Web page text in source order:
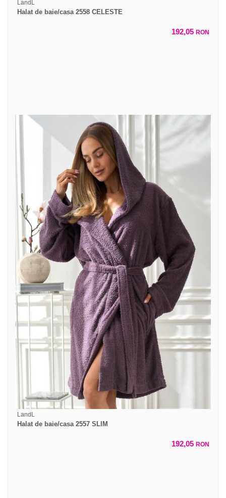
LandL
Halat de baie/casa 2558 CELESTE
192,05 RON
LandL
Halat de baie/casa 2557 SLIM
192,05 RON